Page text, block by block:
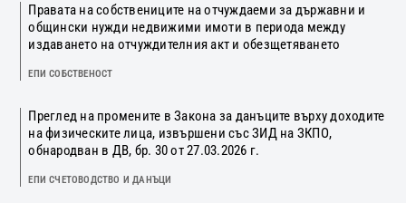
Правата на собствениците на отчуждаеми за държавни и
общински нужди недвижими имоти в периода между
издаването на отчуждителния акт и обезщетяването
ЕПИ СОБСТВЕНОСТ
Преглед на промените в Закона за данъците върху доходите
на физическите лица, извършени със ЗИД на ЗКПО,
обнародван в ДВ, бр. 30 от 27.03.2026 г.
ЕПИ СЧЕТОВОДСТВО И ДАНЪЦИ